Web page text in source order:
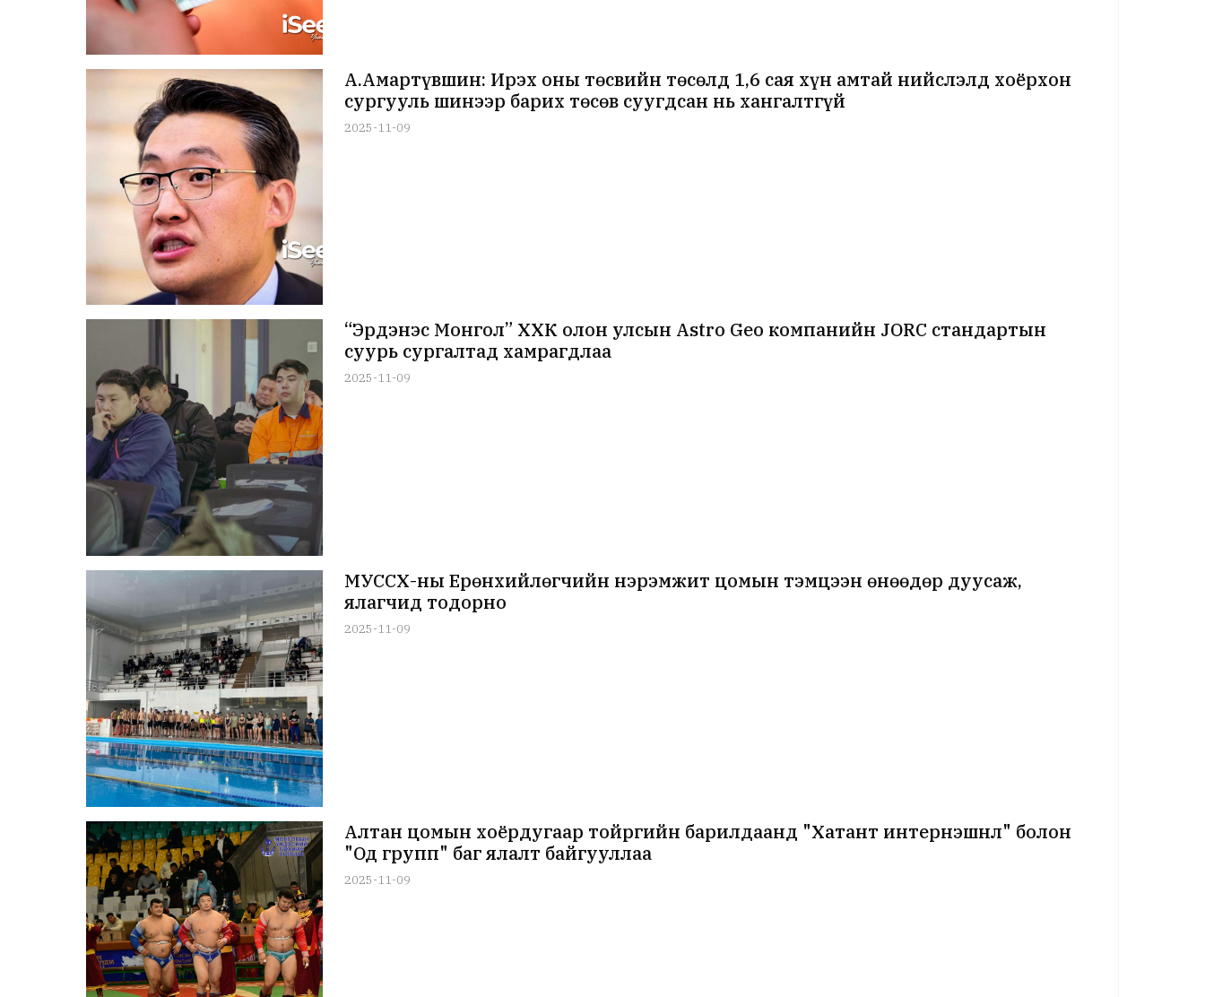
А.Амартүвшин: Ирэх оны төсвийн төсөлд 1,6 сая хүн амтай нийслэлд хоёрхон
сургууль шинээр барих төсөв суугдсан нь хангалтгүй
2025-11-09
“Эрдэнэс Монгол” ХХК олон улсын Astro Geo компанийн JORC стандартын
суурь сургалтад хамрагдлаа
2025-11-09
МУССХ-ны Ерөнхийлөгчийн нэрэмжит цомын тэмцээн өнөөдөр дуусаж,
ялагчид тодорно
2025-11-09
Алтан цомын хоёрдугаар тойргийн барилдаанд "Хатант интернэшнл" болон
"Од групп" баг ялалт байгууллаа
2025-11-09